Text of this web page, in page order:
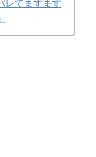
レてますます